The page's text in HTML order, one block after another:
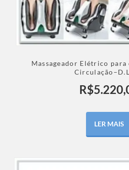
Massageador Elétrico para
R$
LER MAIS